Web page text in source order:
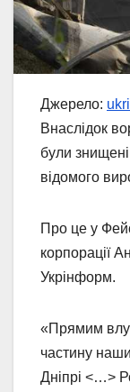
Джерело:
Внаслідок
були
відомого
Про це у
корпорації
Укрінформ.
«Прямим
частину
Дніпрі <…>